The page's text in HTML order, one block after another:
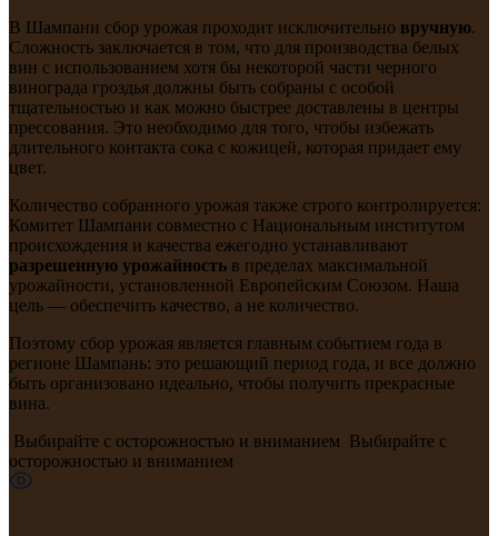
В Шампани сбор урожая проходит исключительно вручную.
Сложность заключается в том, что для производства белых
вин с использованием хотя бы некоторой части черного
винограда гроздья должны быть собраны с особой
тщательностью и как можно быстрее доставлены в центры
прессования. Это необходимо для того, чтобы избежать
длительного контакта сока с кожицей, которая придает ему
цвет.
Количество собранного урожая также строго контролируется:
Комитет Шампани совместно с Национальным институтом
происхождения и качества ежегодно устанавливают
разрешенную урожайность в пределах максимальной
урожайности, установленной Европейским Союзом. Наша
цель — обеспечить качество, а не количество.
Поэтому сбор урожая является главным событием года в
регионе Шампань: это решающий период года, и все должно
быть организовано идеально, чтобы получить прекрасные
вина.
Выбирайте с осторожностью и вниманием Выбирайте с
осторожностью и вниманием